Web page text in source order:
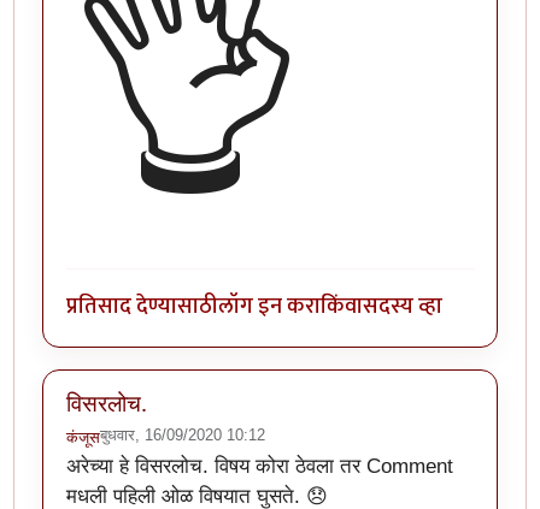
👌
प्रतिसाद देण्यासाठीलॉग इन कराकिंवासदस्य व्हा
विसरलोच.
कंजूसबुधवार, 16/09/2020 10:12
अरेच्या हे विसरलोच. विषय कोरा ठेवला तर Comment
मधली पहिली ओळ विषयात घुसते. 😞